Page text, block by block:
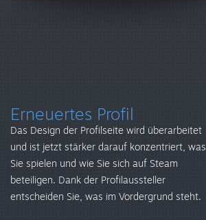
Erneuertes Profil
Das Design der Profilseite wird überarbeitet
und ist jetzt stärker darauf konzentriert, was
Sie spielen und wie Sie sich auf Steam
beteiligen. Dank der Profilaussteller
entscheiden Sie, was im Vordergrund steht.